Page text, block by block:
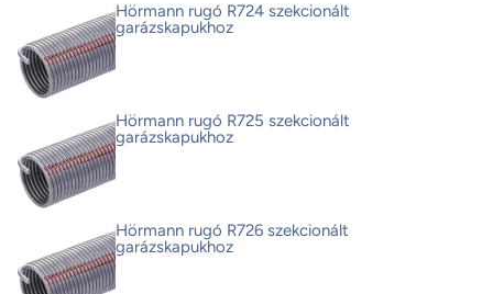
Hörmann rugó R724 szekcionált
garázskapukhoz
Hörmann rugó R725 szekcionált
garázskapukhoz
Hörmann rugó R726 szekcionált
garázskapukhoz